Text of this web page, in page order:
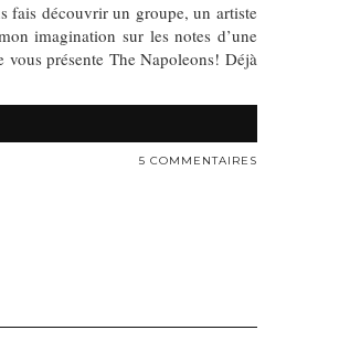
fais découvrir un groupe, un artiste
imagination sur les notes d’une
présente The Napoleons! Déjà
5 COMMENTAIRES